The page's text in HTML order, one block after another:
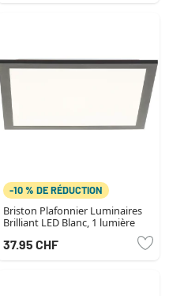
-10 % DE RÉDUCTION
Briston Plafonnier Luminaires
Brilliant LED Blanc, 1 lumière
37.95 CHF